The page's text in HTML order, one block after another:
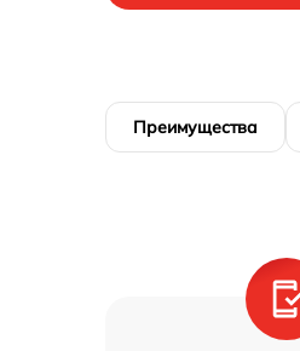
Преимущества